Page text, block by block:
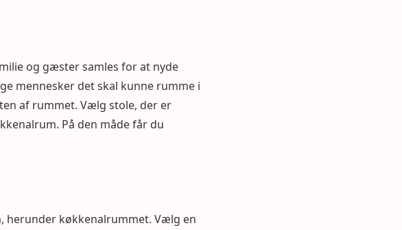
og gæster samles for at nyde
mennesker det skal kunne rumme i
af rummet. Vælg stole, der er
På den måde får du
herunder køkkenalrummet. Vælg en